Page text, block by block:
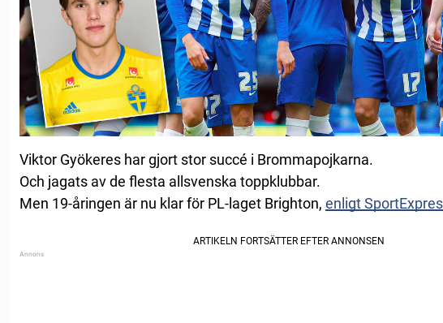
Viktor Gyökeres har gjort stor succé i Brommapojkarna.
Och jagats av de flesta allsvenska toppklubbar.
Men 19-åringen är nu klar för PL-laget Brighton, enligt